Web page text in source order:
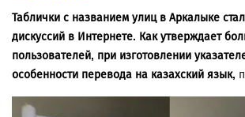
Таблички с названием улиц в Аркалыке
дискуссий в Интернете. Как утверждает
пользователей, при изготовлении
особенности перевода на казахский язык,